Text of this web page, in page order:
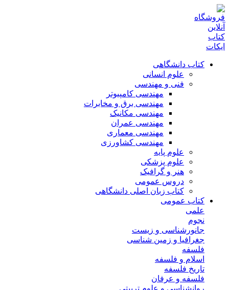
کتاب دانشگاهی
علوم انسانی
فنی و مهندسی
مهندسی کامپیوتر
مهندسی برق و مخابرات
مهندسی مکانیک
مهندسی عمران
مهندسی معماری
مهندسی کشاورزی
علوم پایه
علوم پزشکی
هنر و گرافیک
دروس عمومی
کتاب زبان اصلی دانشگاهی
کتاب عمومی
علمی
نجوم
جانورشناسی و زیست
جغرافیا و زمین شناسی
فلسفه
اسلام و فلسفه
تاریخ فلسفه
فلسفه و عرفان
روانشناسی و علوم تربیتی